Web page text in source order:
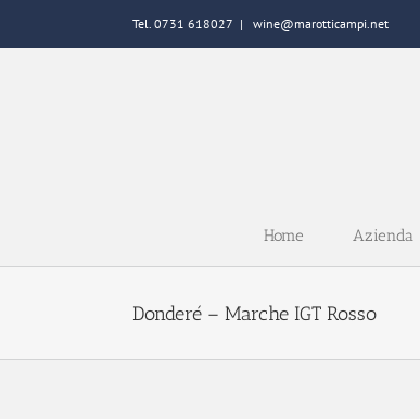
Tel. 0731 618027 | wine@marotticampi.net
Home Azienda
Donderé – Marche IGT Rosso